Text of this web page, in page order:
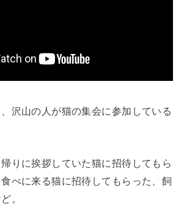
沢山の人が猫の集会に参加している
りに挨拶していた猫に招待してもら
べに来る猫に招待してもらった、飼
。